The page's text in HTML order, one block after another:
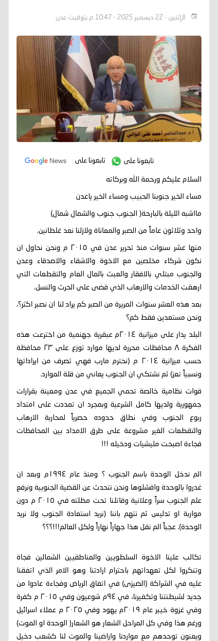
الإثنين - 22 ديسمبر 2025 - 10:47 م بتوقيت عدن
تابعونا على تابعونا على
السلام عليكم ورحمة الله وبركاته
مساء الخير جنوبنا الحبيب ومساء الخير ياعدن
مااشبه الليلة بالبارحة( الجنوب جنوب والشمال شمال)
واحد وثلاثون عاماً من الصبر والمعاناة ولازلنا نعد غلطانين.
منها عشر سنوات منذ تحرير عدن في ٢٠١٥ م ونحن نحاول ان
نكون شركاء مخلصين مع الاخوة والاشقاء والاصدقاء وعدن
والجنوب مبتلي بالافقار والعبث بالمال العام والتقطعات التي
ارهقت الخدمات والارهاب الذي قضى على الحرث والنسل.
بعد هذه العشر سنوات المريرة من الصبر كم يراد لنا ان نصبر اكثر؟،
ونحن مستعدين فقط كم؟
البلد يدار على ميزانية ٢٠١٤م عبقرية جهنمية من اخترعت هذه
الفكرة ٨ محافظات محررة لديها موارد توزع على ٢٣ محافظة
حسب ميزانية ٢٠١٤ م (نحترم مارب فهي تصرف من ايراداتها
ونسبياً تعز) ثم نشتكي ان الجنوب يعاني من قلة الموارد.
قوات نظامية خالصة تحمي الجميع في عدن ومعينة بقرارات
جمهورية ولديها كامل الشرعية وبمجرد ان تمددت على امتداد
ربوع الجنوب وفي نطاق حدوده حصرياً لمحاربة الارهاب
والتقطعات الغير مشروعة على طرق الامداد بين المحافظات
فجاءة اصبحت مليشيات ودخيله !!!
الم ندخل الوحدة باسم الجنوب ؟ ومنذ عام ١٩٩٤م وبعد ان
غدروا بالوحدة وافشلوها ونحن نتحدث عن القضية الجنوبية ونرفع
علم الجنوب سراً وعلانية وقاتلنا تحت مظلته في ٢٠١٥ م دون
مواربة او تدليس ثم نتهم باننا (نريد استعادة الجنوب ولا نريد
الوحدة). عجباً الم نقل هذا جهاراً نهاراً ولكل العالم!!!؟؟؟
تكالب علينا الاخوة السلطويين والمناطقيين الشمالين فجاة
وتنكروا لكل تعهداتهم باحترام ارادتنا وهو الامر الذي اتفقنا
عليه في الشراكة (الضيزى) في اتفاق الرياض وفجاءة عادوا من
جديد لشيطنتنا وتكفيرنا، في ٩٤م شوعيون وفي ٢٠١٥ م كفرة
وفي غزوة خيبر عام ٢٠١٩م يهود وفي ٢٠٢٥ م عملاء اسرائيل
ورغم هذا وفي كل المراحل الشعار هو الشعار( الوحدة او الموت)
ويعنون توحدهم مع مواردنا واراضينا والموت لنا كشعب دخيل